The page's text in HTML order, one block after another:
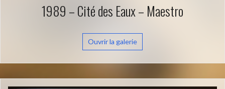
1989 – Cité des Eaux – Maestro
Ouvrir la galerie